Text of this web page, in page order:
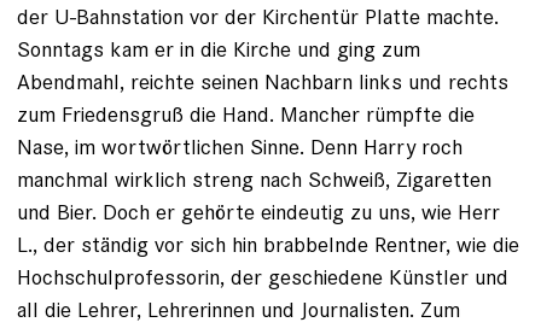
der U-Bahnstation vor der Kirchentür Platte machte.
Sonntags kam er in die Kirche und ging zum
Abendmahl, reichte seinen Nachbarn links und rechts
zum Friedensgruß die Hand. Mancher rümpfte die
Nase, im wortwörtlichen Sinne. Denn Harry roch
manchmal wirklich streng nach Schweiß, Zigaretten
und Bier. Doch er gehörte eindeutig zu uns, wie Herr
L., der ständig vor sich hin brabbelnde Rentner, wie die
Hochschulprofessorin, der geschiedene Künstler und
all die ­Lehrer, Lehrerinnen und Journalisten. Zum